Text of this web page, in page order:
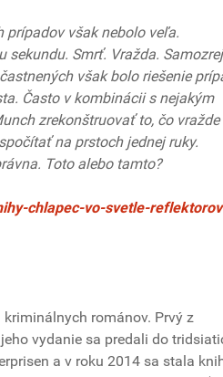
prípadov však nebolo veľa.
Smrť. Vražda.
však bolo riešenie
Často v kombinácii s nejakým
zrekonštruovať to, čo vražde
na prstoch jednej ruky.
Toto alebo tamto?
chlapec-vo-svetle-
románov. Prvý z
vydanie sa predali do
a v roku 2014 sa stala